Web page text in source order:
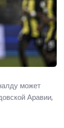
может
Аравии,